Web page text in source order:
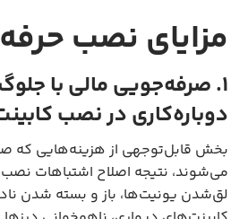
مزایای نصب
۱. صرفه‌جویی مالی با
دوباره‌کاری در نصب
بخش قابل‌توجهی از هزینه‌هایی که
می‌شوند، نتیجه اصلاح اشتباهات
لق‌شدن یونیت‌ها، باز و بسته شدن